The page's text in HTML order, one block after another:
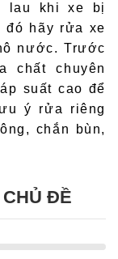
lau khi xe bị
đó hãy rửa xe
nước. Trước
chất chuyên
suất cao để
ý rửa riêng
chắn bùn,
CHỦ ĐỀ